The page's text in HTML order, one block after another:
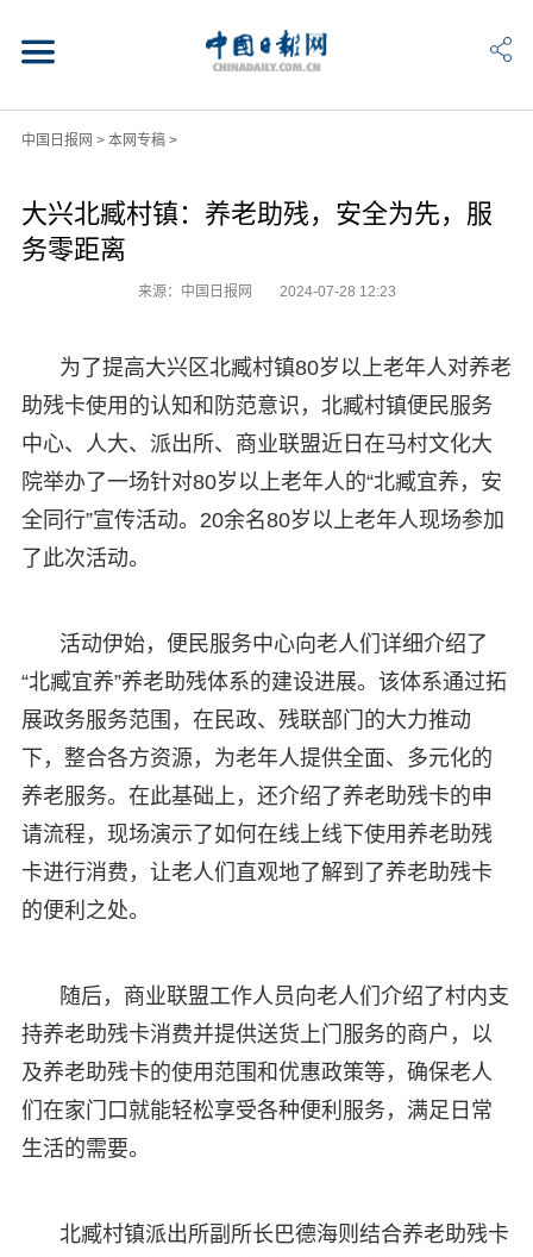
中国日报网 > 本网专稿>
大兴北臧村镇：养老助残，安全为先，服
务零距离
来源：中国日报网 2024-07-28 12:23
为了提高大兴区北臧村镇80岁以上老年人对养老
助残卡使用的认知和防范意识，北臧村镇便民服务
中心、人大、派出所、商业联盟近日在马村文化大
院举办了一场针对80岁以上老年人的“北臧宜养，安
全同行”宣传活动。20余名80岁以上老年人现场参加
了此次活动。
活动伊始，便民服务中心向老人们详细介绍了
“北臧宜养”养老助残体系的建设进展。该体系通过拓
展政务服务范围，在民政、残联部门的大力推动
下，整合各方资源，为老年人提供全面、多元化的
养老服务。在此基础上，还介绍了养老助残卡的申
请流程，现场演示了如何在线上线下使用养老助残
卡进行消费，让老人们直观地了解到了养老助残卡
的便利之处。
随后，商业联盟工作人员向老人们介绍了村内支
持养老助残卡消费并提供送货上门服务的商户，以
及养老助残卡的使用范围和优惠政策等，确保老人
们在家门口就能轻松享受各种便利服务，满足日常
生活的需要。
北臧村镇派出所副所长巴德海则结合养老助残卡